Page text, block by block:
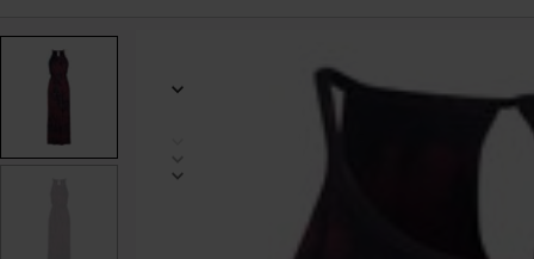
www.large.be/p/batik-
477179.html